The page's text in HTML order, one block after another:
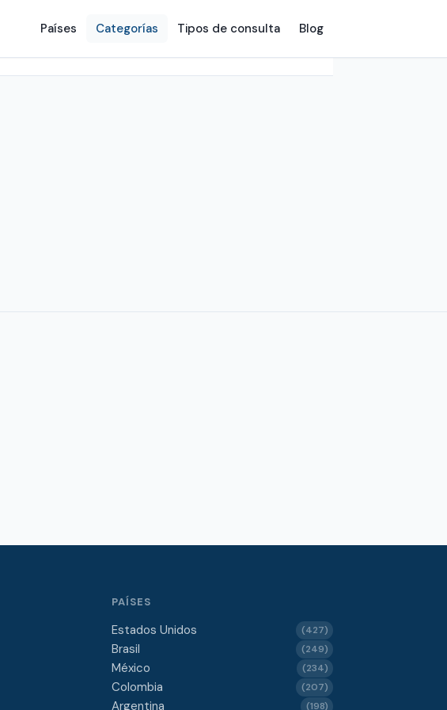
Países Categorías Tipos de consulta Blog
PAÍSES
Estados Unidos (427)
Brasil (249)
México (234)
Colombia (207)
Argentina (198)